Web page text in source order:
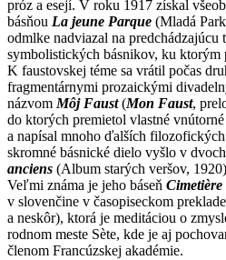
próz a esejí. V roku 1917 získal
básňou La jeune Parque (Mladá
odmlke nadviazal na predchádzajúcu
symbolistických básnikov, ku ktorým
K faustovskej téme sa vrátil počas
fragmentárnymi prozaickými
názvom Môj Faust(Mon Faust,
do ktorých premietol vlastné
a napísal mnoho ďalších
skromné básnické dielo vyšlo v
anciens (Album starých veršov,
Veľmi známa je jeho báseň
v slovenčine v časopiseckom
a neskôr), ktorá je meditáciou o
rodnom meste Sète, kde je aj
členom Francúzskej akadémie.